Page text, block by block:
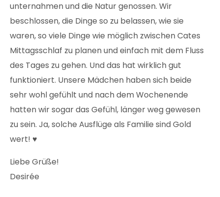
unternahmen und die Natur genossen. Wir
beschlossen, die Dinge so zu belassen, wie sie
waren, so viele Dinge wie möglich zwischen Cates
Mittagsschlaf zu planen und einfach mit dem Fluss
des Tages zu gehen. Und das hat wirklich gut
funktioniert. Unsere Mädchen haben sich beide
sehr wohl gefühlt und nach dem Wochenende
hatten wir sogar das Gefühl, länger weg gewesen
zu sein. Ja, solche Ausflüge als Familie sind Gold
wert! ♥
Liebe Grüße!
Desirée